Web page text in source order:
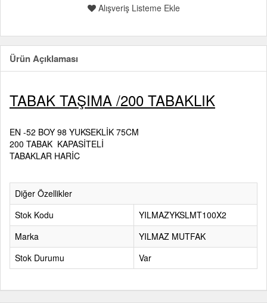
Alışveriş Listeme Ekle
Ürün Açıklaması
TABAK TAŞIMA /200 TABAKLIK
EN -52 BOY 98 YUKSEKLİK 75CM
200 TABAK KAPASİTELİ
TABAKLAR HARİC
Diğer Özellikler
Stok Kodu
YILMAZYKSLMT100X2
Marka
YILMAZ MUTFAK
Stok Durumu
Var